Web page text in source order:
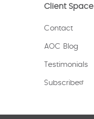
Client Space
Contact
AOC Blog
Testimonials
Subscribe